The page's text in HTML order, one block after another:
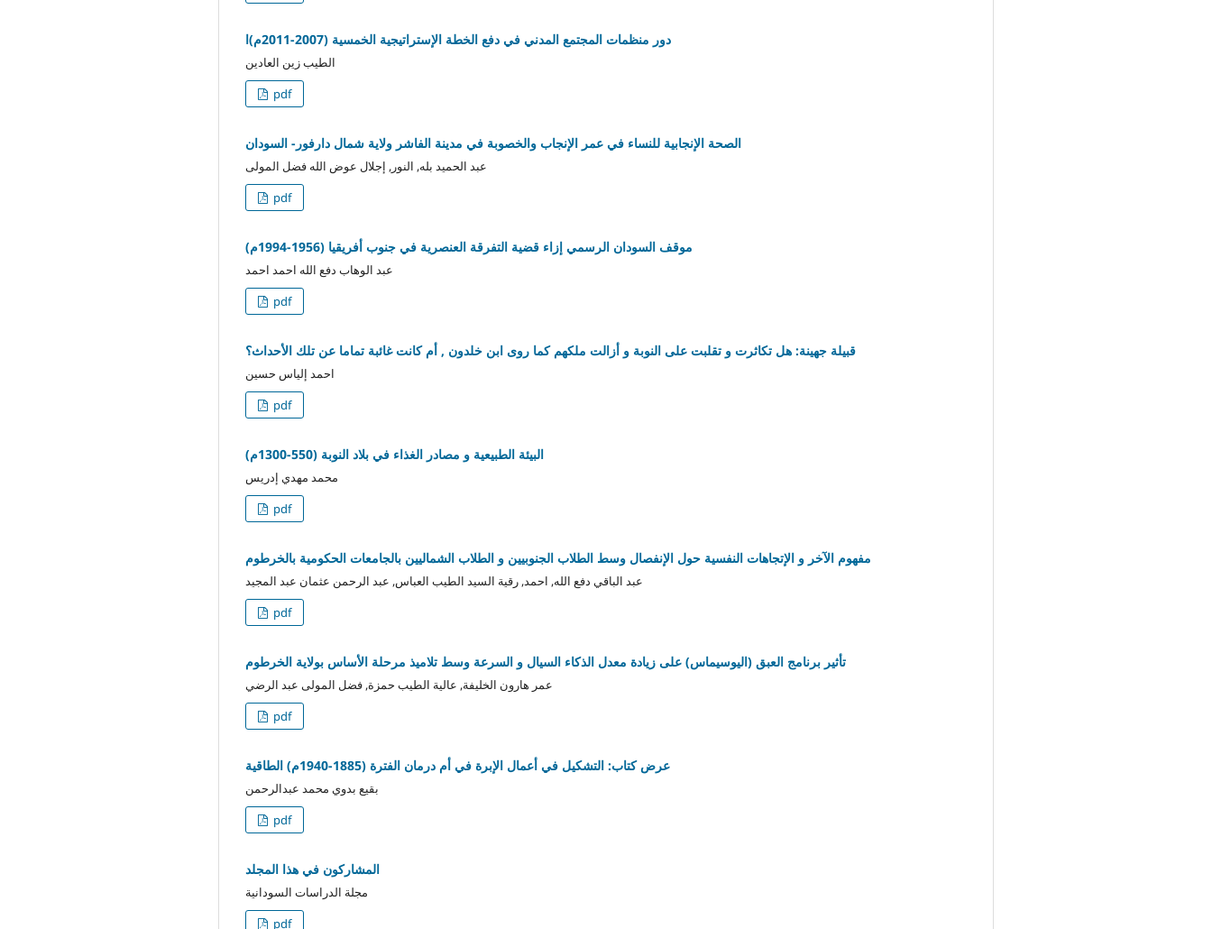
دور منظمات المجتمع المدني في دفع الخطة الإستراتيجية الخمسية (2007-2011م)ا
الطيب زين العادين
pdf
الصحة الإنجابية للنساء في عمر الإنجاب والخصوبة في مدينة الفاشر ولاية شمال دارفور- السودان
عبد الحميد بله, النور, إجلال عوض الله فضل المولى
pdf
موقف السودان الرسمي إزاء قضية التفرقة العنصرية في جنوب أفريقيا (1956-1994م)
عبد الوهاب دفع الله احمد احمد
pdf
قبيلة جهينة: هل تكاثرت و تقلبت على النوبة و أزالت ملكهم كما روى ابن خلدون , أم كانت غائبة تماما عن تلك الأحداث؟
احمد إلياس حسين
pdf
البيئة الطبيعية و مصادر الغذاء في بلاد النوبة (550-1300م)
محمد مهدي إدريس
pdf
مفهوم الآخر و الإتجاهات النفسية حول الإنفصال وسط الطلاب الجنوبيين و الطلاب الشماليين بالجامعات الحكومية بالخرطوم
عبد الباقي دفع الله, احمد, رقية السيد الطيب العباس, عبد الرحمن عثمان عبد المجيد
pdf
تأثير برنامج العبق (اليوسيماس) على زيادة معدل الذكاء السيال و السرعة وسط تلاميذ مرحلة الأساس بولاية الخرطوم
عمر هارون الخليفة, عالية الطيب حمزة, فضل المولى عبد الرضي
pdf
عرض كتاب: التشكيل في أعمال الإبرة في أم درمان الفترة (1885-1940م) الطاقية
بقيع بدوي محمد عبدالرحمن
pdf
المشاركون في هذا المجلد
مجلة الدراسات السودانية
pdf